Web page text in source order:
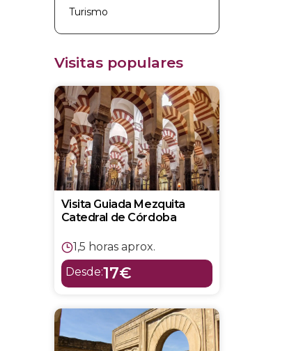
Turismo
Visitas populares
Visita Guiada Mezquita
Catedral de Córdoba
1,5 horas aprox.
Desde:17€